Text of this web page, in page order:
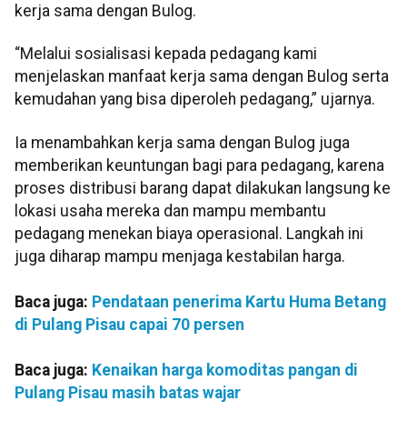
kerja sama dengan Bulog.
“Melalui sosialisasi kepada pedagang kami
menjelaskan manfaat kerja sama dengan Bulog serta
kemudahan yang bisa diperoleh pedagang,” ujarnya.
Ia menambahkan kerja sama dengan Bulog juga
memberikan keuntungan bagi para pedagang, karena
proses distribusi barang dapat dilakukan langsung ke
lokasi usaha mereka dan mampu membantu
pedagang menekan biaya operasional. Langkah ini
juga diharap mampu menjaga kestabilan harga.
Baca juga: Pendataan penerima Kartu Huma Betang
di Pulang Pisau capai 70 persen
Baca juga: Kenaikan harga komoditas pangan di
Pulang Pisau masih batas wajar